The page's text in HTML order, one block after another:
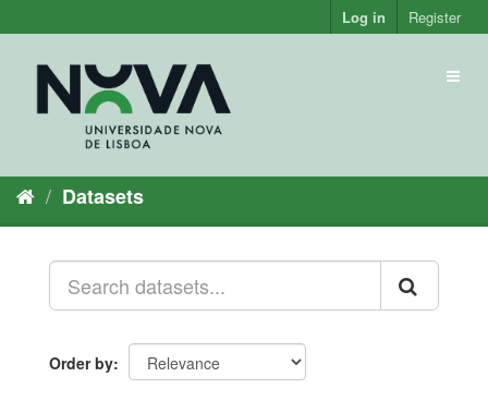
to
Log in Register
Datasets
Order by